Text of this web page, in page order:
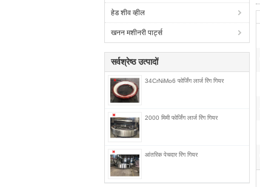
हेड शीव व्हील
खनन मशीनरी पार्ट्स
सर्वश्रेष्ठ उत्पादों
34CrNiMo6 फोर्जिंग लार्ज रिंग गियर
2000 मिमी फोर्जिंग लार्ज रिंग गियर
आंतरिक पेचदार रिंग गियर